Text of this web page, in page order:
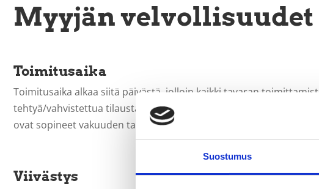
Suostumus
Myyjän velvollisuudet
Toimitusaika
Toimitusaika alkaa siitä päivästä, jolloin kaikki tavaran
tehtyä/vahvistettua tilausta muutetaan, lasketaan toimitusaika
ovat sopineet vakuuden tai ennakkomaksun antamisesta,
Viivästys